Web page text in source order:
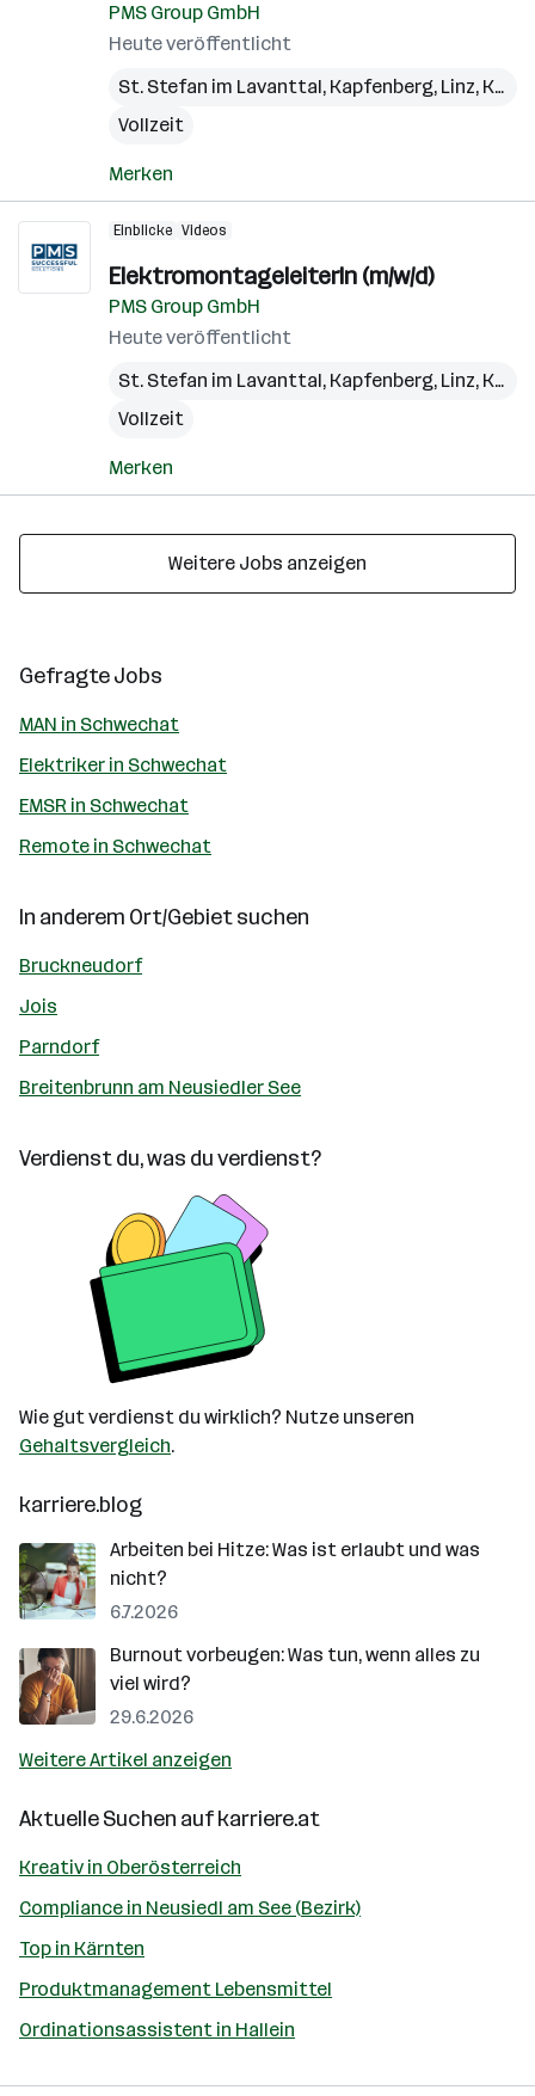
PMS Group GmbH
Heute veröffentlicht
St. Stefan im Lavanttal, Kapfenberg, Linz, Kundl
Vollzeit
Merken
Einblicke Videos
ElektromontageleiterIn (m/w/d)
PMS Group GmbH
Heute veröffentlicht
St. Stefan im Lavanttal, Kapfenberg, Linz, Kundl
Vollzeit
Merken
Weitere Jobs anzeigen
Gefragte Jobs
MAN in Schwechat
Elektriker in Schwechat
EMSR in Schwechat
Remote in Schwechat
In anderem Ort/Gebiet suchen
Bruckneudorf
Jois
Parndorf
Breitenbrunn am Neusiedler See
Verdienst du, was du verdienst?
Wie gut verdienst du wirklich? Nutze unseren
Gehaltsvergleich.
karriere.blog
Arbeiten bei Hitze: Was ist erlaubt und was
nicht?
6.7.2026
Burnout vorbeugen: Was tun, wenn alles zu
viel wird?
29.6.2026
Weitere Artikel anzeigen
Aktuelle Suchen aufkarriere.at
Kreativ in Oberösterreich
Compliance in Neusiedl am See (Bezirk)
Top in Kärnten
Produktmanagement Lebensmittel
Ordinationsassistent in Hallein